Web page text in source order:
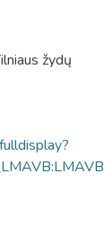
žydų